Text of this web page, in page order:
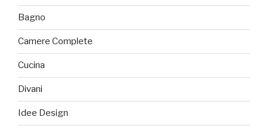
Bagno
Camere Complete
Cucina
Divani
Idee Design